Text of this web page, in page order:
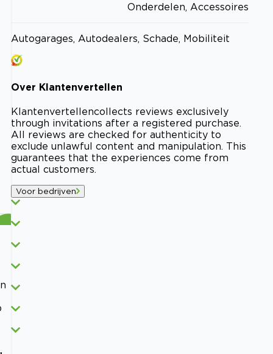
Onderdelen, Accessoires
Autogarages, Autodealers, Schade, Mobiliteit
Over Klantenvertellen
Klantenvertellencollects reviews exclusively
through invitations after a registered purchase.
All reviews are checked for authenticity to
exclude unlawful content and manipulation. This
guarantees that the experiences come from
actual customers.
Voor bedrijven